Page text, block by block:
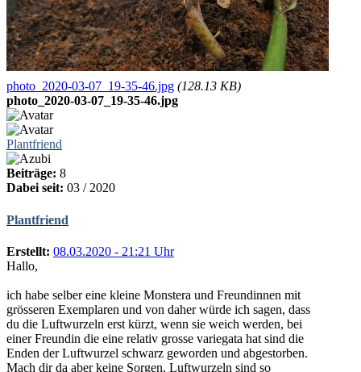
photo_2020-03-07_19-35-46.jpg (128.13 KB)
photo_2020-03-07_19-35-46.jpg
Plantfriend
Beiträge: 8
Dabei seit: 03 / 2020
Plantfriend
Erstellt: 08.03.2020 - 21:21 Uhr
Hallo,
ich habe selber eine kleine Monstera und Freundinnen mit
grösseren Exemplaren und von daher würde ich sagen, dass
du die Luftwurzeln erst kürzt, wenn sie weich werden, bei
einer Freundin die eine relativ grosse variegata hat sind die
Enden der Luftwurzel schwarz geworden und abgestorben.
Mach dir da aber keine Sorgen, Luftwurzeln sind so